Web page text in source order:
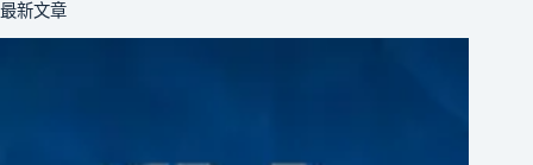
最新文章